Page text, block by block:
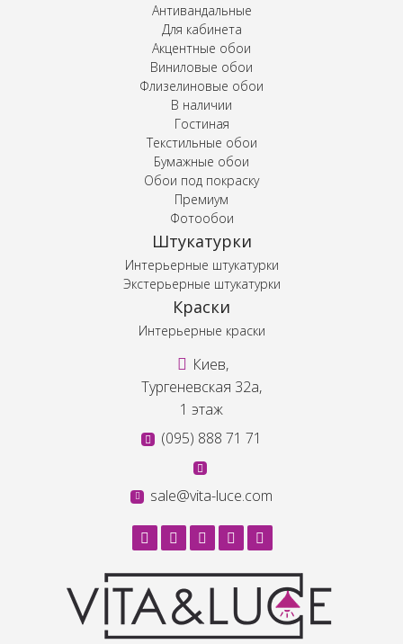
Антивандальные
Для кабинета
Акцентные обои
Виниловые обои
Флизелиновые обои
В наличии
Гостиная
Текстильные обои
Бумажные обои
Обои под покраску
Премиум
Фотообои
Штукатурки
Интерьерные штукатурки
Экстерьерные штукатурки
Краски
Интерьерные краски
Киев,
Тургеневская 32а,
1 этаж
(095) 888 71 71
sale@vita-luce.com